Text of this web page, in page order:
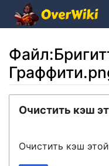
Очистить кэш
Очистить кэш